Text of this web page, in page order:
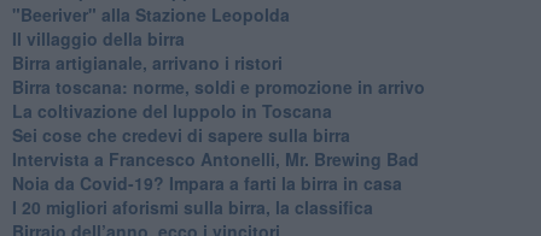
"Beeriver" alla Stazione Leopolda
Il villaggio della birra
Birra artigianale, arrivano i ristori
Birra toscana: norme, soldi e promozione in arrivo
La coltivazione del luppolo in Toscana
Sei cose che credevi di sapere sulla birra
Intervista a Francesco Antonelli, Mr. Brewing Bad
Noia da Covid-19? Impara a farti la birra in casa
I 20 migliori aforismi sulla birra, la classifica
​Birraio dell’anno, ecco i vincitori